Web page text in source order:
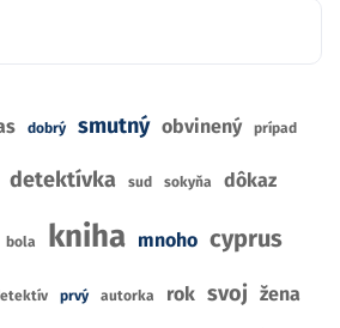
dobrý smutný obvinený prípad
detektívka sud sokyňa dôkaz
bola kniha mnoho cyprus
prvý autorka rok svoj žena